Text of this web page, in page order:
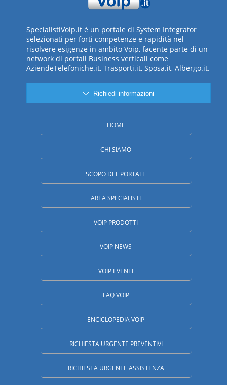
SpecialistiVoip.it è un portale di System Integrator
selezionati per forti competenze e rapidità nel
risolvere esigenze in ambito Voip, facente parte di un
network di portali Business verticali come
AziendeTelefoniche.it, Trasporti.it, Sposa.it, Albergo.it.
Richiedi informazioni
HOME
CHI SIAMO
SCOPO DEL PORTALE
AREA SPECIALISTI
VOIP PRODOTTI
VOIP NEWS
VOIP EVENTI
FAQ VOIP
ENCICLOPEDIA VOIP
RICHIESTA URGENTE PREVENTIVI
RICHIESTA URGENTE ASSISTENZA